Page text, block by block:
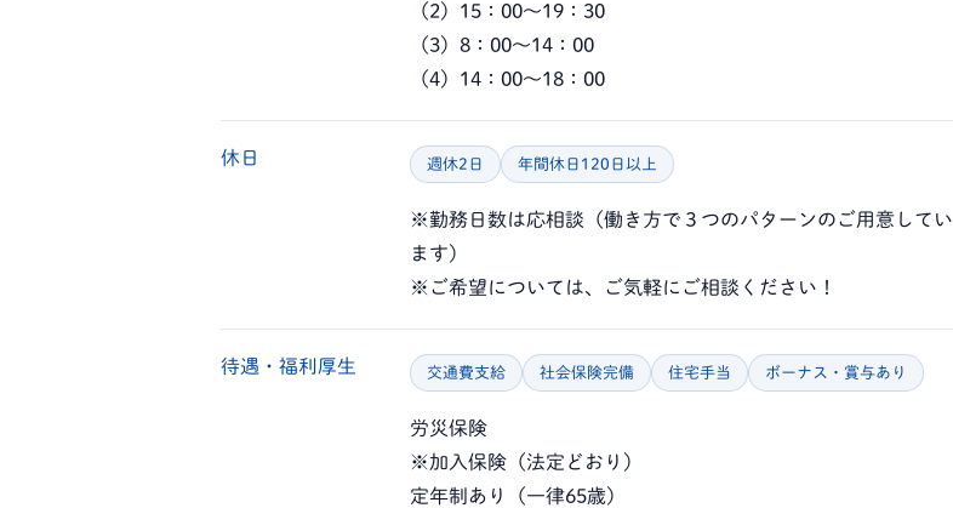
（2）15：00～19：30
（3）8：00～14：00
（4）14：00～18：00
休日 週休2日 年間休日120日以上
※勤務日数は応相談（働き方で３つのパターンのご用意してい
ます）
※ご希望については、ご気軽にご相談ください！
待遇・福利厚生 交通費支給 社会保険完備 住宅手当 ボーナス・賞与あり
労災保険
※加入保険（法定どおり）
定年制あり（一律65歳）